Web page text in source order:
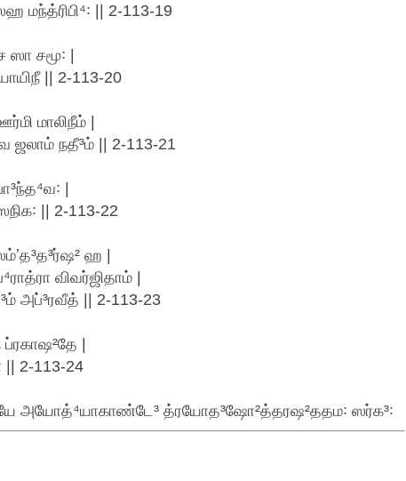
|| 2-113-19
சமூ꞉ |
|| 2-113-20
மாலிநீம் |
ஜலாம் நதீ³ம் || 2-113-21
|
|| 2-113-22
ஹ |
விவர்ஜிதாம் |
அப்³ரவீத் || 2-113-23
|
|| 2-113-24
அயோத்⁴யாகாண்டே³ த்ரயோத³ஷோ²த்தரஷ²ததம꞉ ஸர்க³꞉